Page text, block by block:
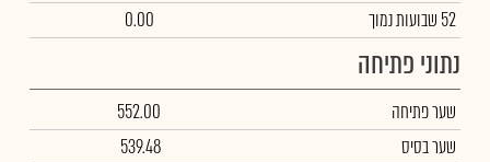
52 שבועות נמוך
0.00
נתוני פתיחה
שער פתיחה
552.00
שער בסיס
539.48